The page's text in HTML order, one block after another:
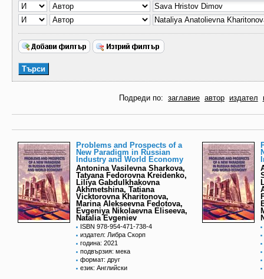
Подреди по: заглавие автор издател
Problems and Prospects of a
New Paradigm in Russian
Industry and World Economy
Antonina Vasilevna Sharkova,
Tatyana Fedorovna Kreidenko,
Liliya Gabdulkhakovna
Akhmetshina, Tatiana
Vicktorovna Kharitonova,
Marina Alekseevna Fedotova,
Evgeniya Nikolaevna Eliseeva,
Natalia Evgeniev
ISBN 978-954-471-738-4
издател: Либра Скорп
година: 2021
подвързия: мека
формат: друг
език: Английски